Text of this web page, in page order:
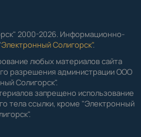
2000-2026. Информационно-
Электронный Солигорск".
любых материалов сайта
разрешения администрации ООО
Солигорск".
запрещено использование
тела ссылки, кроме "Электронный